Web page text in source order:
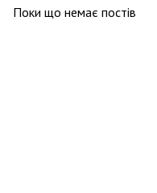
Поки що немає постів